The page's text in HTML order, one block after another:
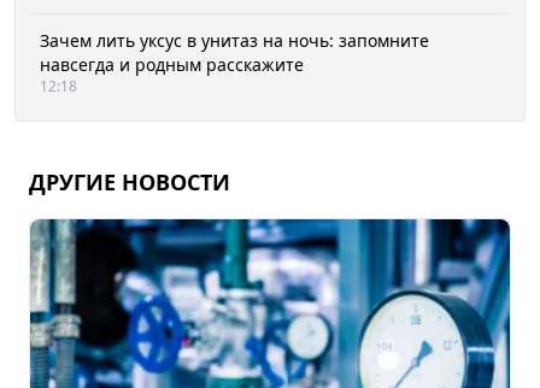
Зачем лить уксус в унитаз на ночь: запомните
навсегда и родным расскажите
12:18
ДРУГИЕ НОВОСТИ